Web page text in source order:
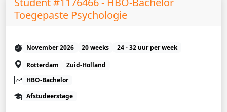
Toegepaste Psychologie
November 2026 20 weeks
24 - 32 uur per week
Rotterdam
Zuid-Holland
HBO-Bachelor
Afstudeerstage